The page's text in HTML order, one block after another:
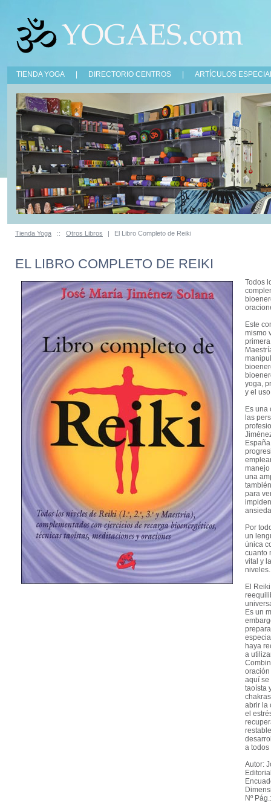
TIENDA YOGA DIRECTORIO CENTROS ARTÍCULOS
Tienda Yoga :: Otros Libros | El Libro Completo de Reiki
EL LIBRO COMPLETO DE REIKI
Todos
Este
mismo
yoga,
y el
Es
las
una
para
Por
un
única
cuanto
vital y
niveles.
El
Es un
haya
a
oración
aquí se
taoísta
abrir la
el
a todos
Autor:
Nº